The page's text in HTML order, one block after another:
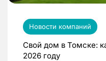
Новости компаний
Свой дом в Томске:
2026 году